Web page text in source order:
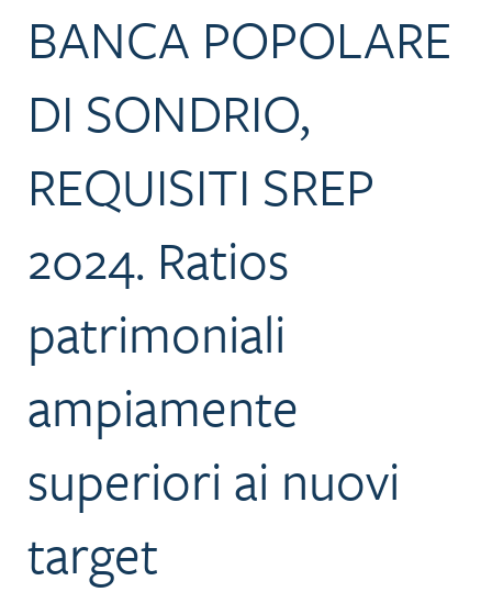
BANCA POPOLARE
DI SONDRIO,
REQUISITI SREP
2024. Ratios
patrimoniali
ampiamente
superiori ai nuovi
target